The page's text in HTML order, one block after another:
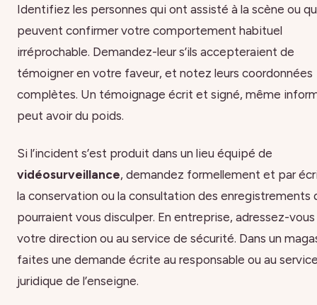
Identifiez les personnes qui ont assisté à la scène ou
peuvent confirmer votre comportement habituel
irréprochable. Demandez-leur s’ils accepteraient de
témoigner en votre faveur, et notez leurs coordonnées
complètes. Un témoignage écrit et signé, même
peut avoir du poids.
Si l’incident s’est produit dans un lieu équipé de
vidéosurveillance, demandez formellement et par
la conservation ou la consultation des enregistrements
pourraient vous disculper. En entreprise, adressez-vous
votre direction ou au service de sécurité. Dans un
faites une demande écrite au responsable ou au
juridique de l’enseigne.